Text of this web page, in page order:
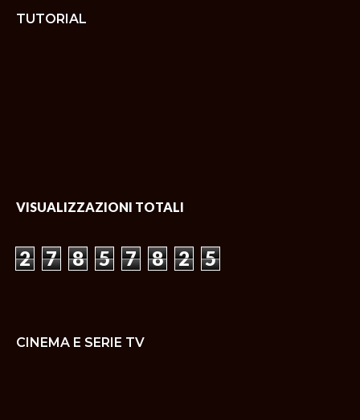
TUTORIAL
VISUALIZZAZIONI TOTALI
2 7 8 5 7 8 2 5
CINEMA E SERIE TV